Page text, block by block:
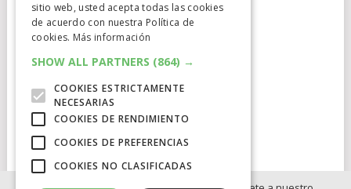
Aviso Legal
Política de Privacidad
Política de Cookies
Clausula de afiliación
sitio web, usted acepta todas las cookies
de acuerdo con nuestra Política de
cookies. Más información
SHOW ALL PARTNERS (864) →
COOKIES ESTRICTAMENTE
NECESARIAS
COOKIES DE RENDIMIENTO
COOKIES DE PREFERENCIAS
COOKIES NO CLASIFICADAS